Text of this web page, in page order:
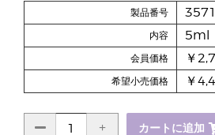
製品番号
内容 5ml
会員価格 ￥
希望小売価格 ￥
カートに追加